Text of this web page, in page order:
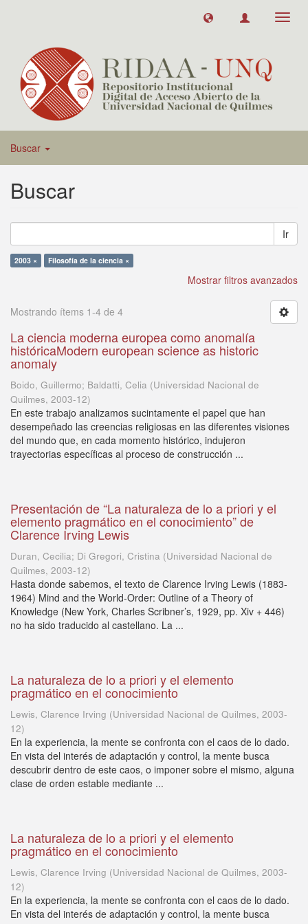
Buscar
Buscar
Ir
2003 × Filosofía de la ciencia ×
Mostrar filtros avanzados
Mostrando ítems 1-4 de 4
La ciencia moderna europea como anomalía
históricaModern european science as historic
anomaly
Boido, Guillermo; Baldatti, Celia (Universidad Nacional de
Quilmes, 2003-12)
En este trabajo analizamos sucintamente el papel que han
desempeñado las creencias religiosas en las diferentes visiones
del mundo que, en cada momento histórico, indujeron
trayectorias específicas al proceso de construcción ...
Presentación de “La naturaleza de lo a priori y el
elemento pragmático en el conocimiento” de
Clarence Irving Lewis
Duran, Cecilia; Di Gregori, Cristina (Universidad Nacional de
Quilmes, 2003-12)
Hasta donde sabemos, el texto de Clarence Irving Lewis (1883-
1964) Mind and the World-Order: Outline of a Theory of
Knowledge (New York, Charles Scribner’s, 1929, pp. Xiv + 446)
no ha sido traducido al castellano. La ...
La naturaleza de lo a priori y el elemento
pragmático en el conocimiento
Lewis, Clarence Irving (Universidad Nacional de Quilmes, 2003-
12)
En la experiencia, la mente se confronta con el caos de lo dado.
En vista del interés de adaptación y control, la mente busca
descubrir dentro de este caos, o imponer sobre el mismo, alguna
clase de orden estable mediante ...
La naturaleza de lo a priori y el elemento
pragmático en el conocimiento
Lewis, Clarence Irving (Universidad Nacional de Quilmes, 2003-
12)
En la experiencia, la mente se confronta con el caos de lo dado.
En vista del interés de adaptación y control, la mente busca